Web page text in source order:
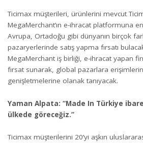
Ticimax müşterileri, ürünlerini mevcut
MegaMerchant’ın e-ihracat platformuna
Avrupa, Ortadoğu gibi dünyanın birçok
pazaryerlerinde satış yapma fırsatı
MegaMerchant iş birliği, e-ihracat yapan
fırsat sunarak, global pazarlara
genişletmelerine olanak tanıyacak.
Yaman Alpata: “Made In Türkiye
ülkede göreceğiz.”
Ticimax müşterilerini 20’yi aşkın